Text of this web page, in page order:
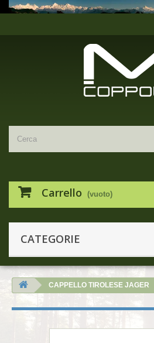
Carrello (vuoto)
CATEGORIE
CAPPELLO TIROLESE JAGER